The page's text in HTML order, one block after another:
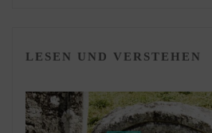
LESEN UND VERSTEHEN